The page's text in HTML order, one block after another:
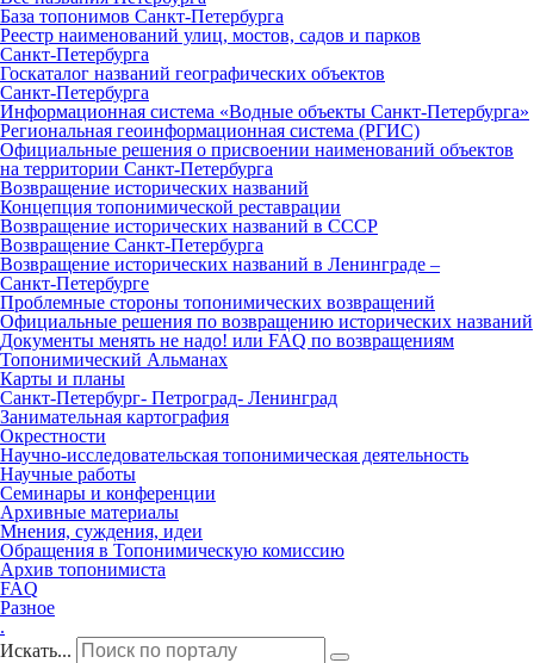
База топонимов Санкт‑Петербурга
Реестр наименований улиц, мостов, садов и парков
Санкт‑Петербурга
Госкаталог названий географических объектов
Санкт‑Петербурга
Информационная система «Водные объекты Санкт‑Петербурга»
Региональная геоинформационная система (РГИС)
Официальные решения о присвоении наименований объектов
на территории Санкт‑Петербурга
Возвращение исторических названий
Концепция топонимической реставрации
Возвращение исторических названий в СССР
Возвращение Санкт‑Петербурга
Возвращение исторических названий в Ленинграде –
Санкт‑Петербурге
Проблемные стороны топонимических возвращений
Официальные решения по возвращению исторических названий
Документы менять не надо! или FAQ по возвращениям
Топонимический Альманах
Карты и планы
Санкт‑Петербург‑ Петроград‑ Ленинград
Занимательная картография
Окрестности
Научно‑исследовательская топонимическая деятельность
Научные работы
Семинары и конференции
Архивные материалы
Мнения, суждения, идеи
Обращения в Топонимическую комиссию
Архив топонимиста
FAQ
Разное
.
Искать...